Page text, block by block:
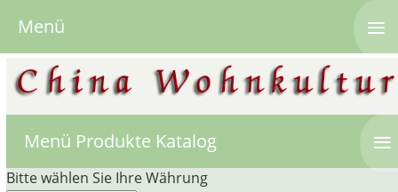
Menü Produkte Katalog ≡
Bitte wählen Sie Ihre Währung
Menü ≡